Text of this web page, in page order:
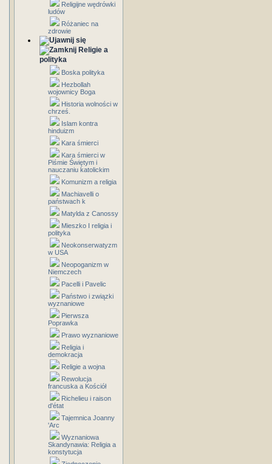
Religijne wędrówki
ludów
Różaniec na
zdrowie
Religie a
polityka
Boska polityka
Hezbollah
wojownicy Boga
Historia wolności w
chrześ.
Islam kontra
hinduizm
Kara śmierci
Kara śmierci w
Piśmie Świętym i
nauczaniu katolickim
Komunizm a religia
Machiavelli o
państwach k
Matylda z Canossy
Mieszko I religia i
polityka
Neokonserwatyzm
w USA
Neopoganizm w
Niemczech
Pacelli i Pavelic
Państwo i związki
wyznaniowe
Pierwsza
Poprawka
Prawo wyznaniowe
Religia i
demokracja
Religie a wojna
Rewolucja
francuska a Kościół
Richelieu i raison
d'état
Tajemnica Joanny
'Arc
Wyznaniowa
Skandynawia: Religia a
konstytucja